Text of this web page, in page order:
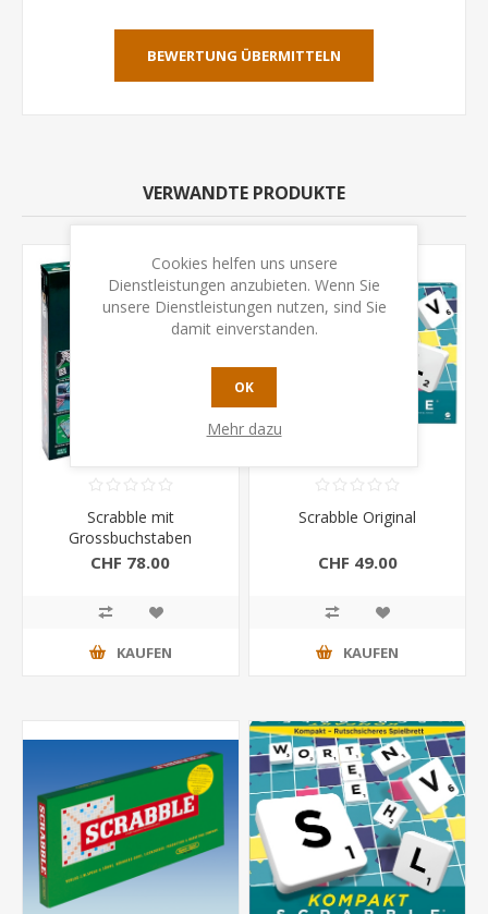
BEWERTUNG ÜBERMITTELN
VERWANDTE PRODUKTE
Scrabble mit
Grossbuchstaben
CHF 78.00
KAUFEN
Scrabble Original
CHF 49.00
KAUFEN
Cookies helfen uns unsere
Dienstleistungen anzubieten. Wenn Sie
unsere Dienstleistungen nutzen, sind Sie
damit einverstanden.
OK
Mehr dazu